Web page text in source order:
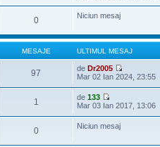
0 Niciun mesaj
MESAJE ULTIMUL MESAJ
97 deDr2005
Mar 02 Ian 2024, 23:55
1 de133
Mar 03 Ian 2017, 13:06
0 Niciun mesaj